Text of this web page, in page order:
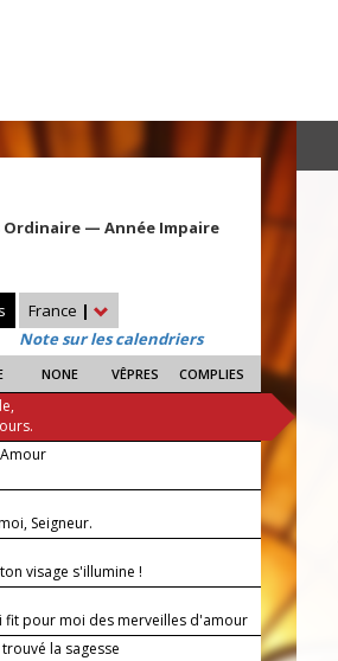
Ordinaire — Année Impaire
France |
Note sur les calendriers
NONE VÊPRES COMPLIES
Seigneur.
visage s'illumine !
fit pour moi des merveilles d'amour
la sagesse